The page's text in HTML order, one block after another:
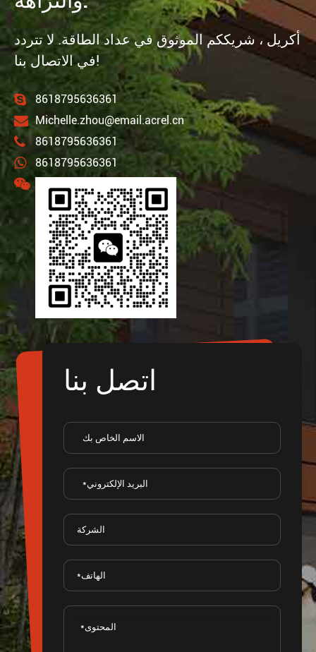
أكريل ، شريككم الموثوق في عداد الطاقة. لا تتردد
في الاتصال بنا!
8618795636361
Michelle.zhou@email.acrel.cn
8618795636361
8618795636361
اتصل بنا